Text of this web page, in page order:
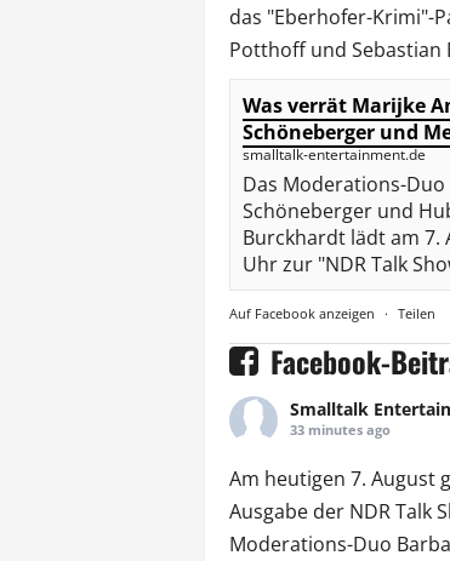
das "Eberhofer-Krimi"-
Potthoff und Sebastian
Was verrät Marijke
Schöneberger und
smalltalk-entertainment.de
Das Moderations-Duo
Schöneberger und
Burckhardt lädt am 7.
Uhr zur "NDR Talk
Auf Facebook anzeigen · Teilen
Facebook-
Smalltalk
33 minutes ago
Am heutigen 7. August
Ausgabe der NDR Talk
Moderations-Duo